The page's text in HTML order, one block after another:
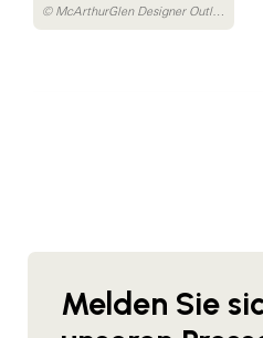
© McArthurGlen Designer Outlet Salzburg/Sabrina Gell
Melden Sie